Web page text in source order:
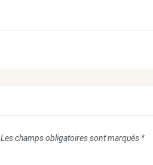
Les champs obligatoires sont marqués *